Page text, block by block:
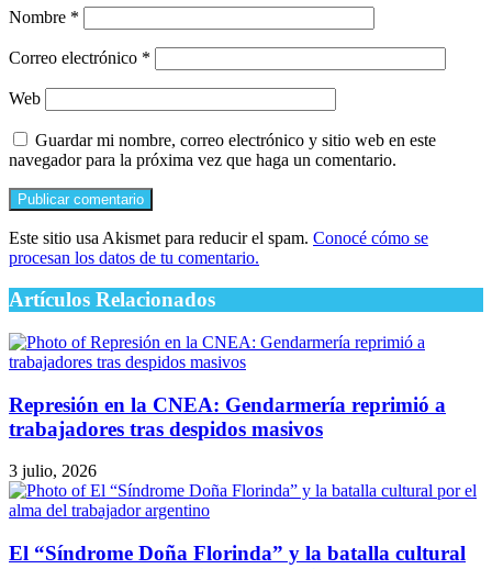
Nombre *
Correo electrónico *
Web
Guardar mi nombre, correo electrónico y sitio web en este
navegador para la próxima vez que haga un comentario.
Este sitio usa Akismet para reducir el spam. Conocé cómo se
procesan los datos de tu comentario.
Artículos Relacionados
Represión en la CNEA: Gendarmería reprimió a
trabajadores tras despidos masivos
3 julio, 2026
El “Síndrome Doña Florinda” y la batalla cultural